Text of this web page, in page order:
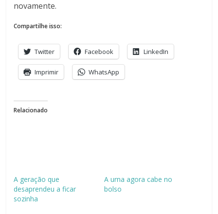
novamente.
Compartilhe isso:
Twitter Facebook LinkedIn
Imprimir WhatsApp
Relacionado
A geração que
desaprendeu a ficar
sozinha
A urna agora cabe no
bolso